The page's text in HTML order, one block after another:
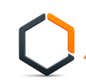
content